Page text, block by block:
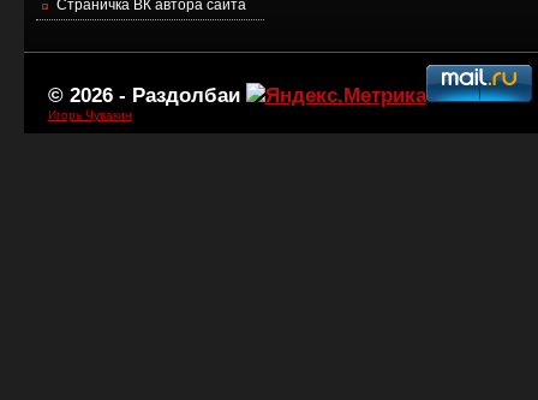
Страничка ВК автора сайта
© 2026 - Раздолбаи
Игорь Чувакин